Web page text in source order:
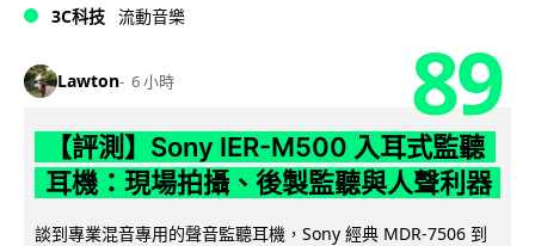
3C科技 流動音樂
Lawton 6 小時 89
【評測】Sony IER-M500 入耳式監聽
耳機：現場拍攝、後製監聽與人聲利器
談到專業混音專用的聲音監聽耳機，Sony 經典 MDR-7506 到